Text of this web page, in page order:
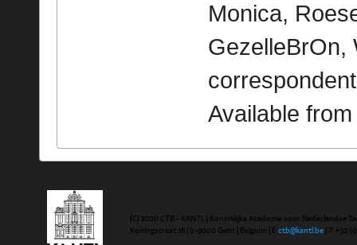
Monica,
GezelleBrOn,
Available
(C) 2020 CTB - KANTL | Koninklijke Academie voor Nederlandse
Koningstraat 18 | b-9000 Gent | Belgium | E ctb@kantl.be | T +32